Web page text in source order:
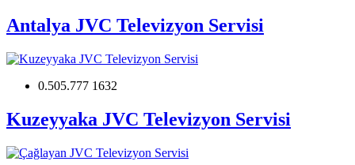
Antalya JVC Televizyon Servisi
0.505.777 1632
Kuzeyyaka JVC Televizyon Servisi